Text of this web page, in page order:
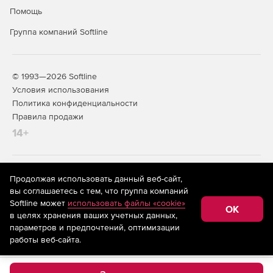
цикл обслуживания клиентов.
предприятиям быстро адаптироваться к изменению
потребностей рынка и стимулировать быстрый
рост бизнеса.
клиентами и повысить результативность продавцов.
Помощь
Группа компаний Softline
© 1993—2026 Softline
Условия использования
Политика конфиденциальности
Правила продажи
14+
На информационном ресурсе store.softline.ru применяются
рекомендательные технологии
(информационные технологии
предоставления информации на основе сбора,
систематизации и анализа сведений, относящихся к
предпочтениям пользователей сети «Интернет»,
находящихся на территории Российской Федерации)
Продолжая использовать данный веб-сайт,
вы соглашаетесь с тем, что группа компаний
Softline может использовать файлы «cookie»
в целях хранения ваших учетных данных,
параметров и предпочтений, оптимизации
работы веб-сайта.
OK